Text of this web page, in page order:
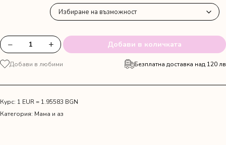
количество
за
Комплект
и
детско
− + Добави в количката
Добави в любими Безплатна доставка над 120 лв
Курс: 1 EUR = 1.95583 BGN
Категория: Мама и аз